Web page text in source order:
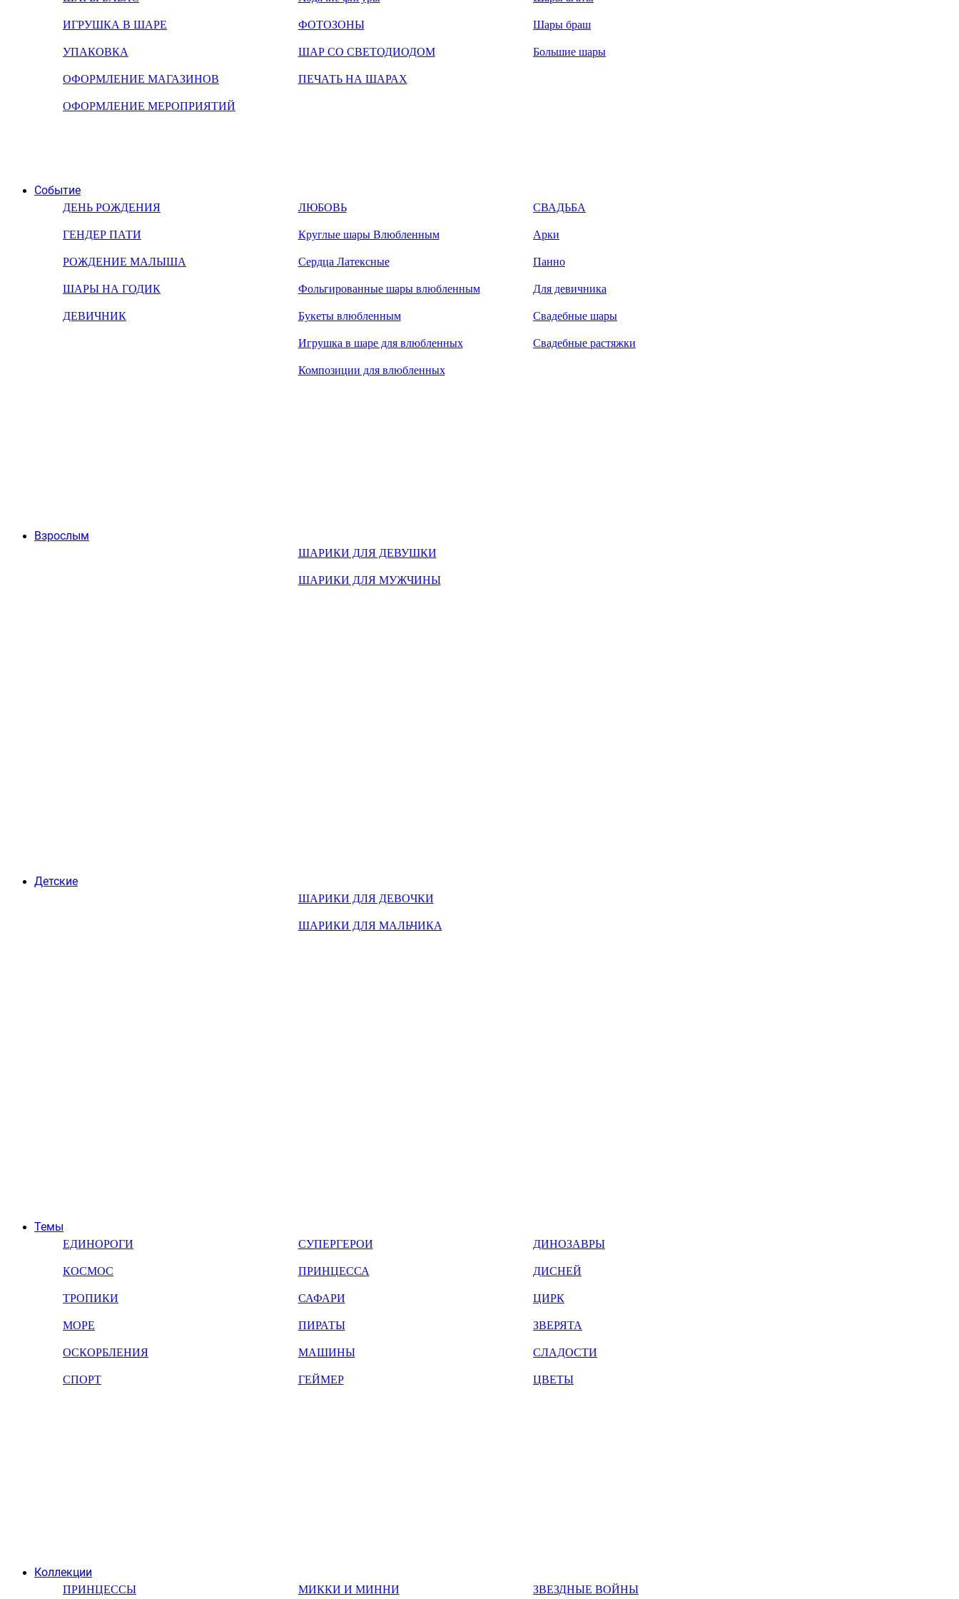
ИГРУШКА В ШАРЕ
УПАКОВКА
ОФОРМЛЕНИЕ МАГАЗИНОВ
ОФОРМЛЕНИЕ МЕРОПРИЯТИЙ
ФОТОЗОНЫ
ШАР СО СВЕТОДИОДОМ
ПЕЧАТЬ НА ШАРАХ
Шары браш
Большие шары
Событие
ДЕНЬ РОЖДЕНИЯ
ГЕНДЕР ПАТИ
РОЖДЕНИЕ МАЛЫША
ШАРЫ НА ГОДИК
ДЕВИЧНИК
ЛЮБОВЬ
Круглые шары Влюбленным
Сердца Латексные
Фольгированные шары влюбленным
Букеты влюбленным
Игрушка в шаре для влюбленных
Композиции для влюбленных
СВАДЬБА
Арки
Панно
Для девичника
Свадебные шары
Свадебные растяжки
Взрослым
ШАРИКИ ДЛЯ ДЕВУШКИ
ШАРИКИ ДЛЯ МУЖЧИНЫ
Детские
ШАРИКИ ДЛЯ ДЕВОЧКИ
ШАРИКИ ДЛЯ МАЛЬЧИКА
Темы
ЕДИНОРОГИ
КОСМОС
ТРОПИКИ
МОРЕ
ОСКОРБЛЕНИЯ
СПОРТ
СУПЕРГЕРОИ
ПРИНЦЕССА
САФАРИ
ПИРАТЫ
МАШИНЫ
ГЕЙМЕР
ДИНОЗАВРЫ
ДИСНЕЙ
ЦИРК
ЗВЕРЯТА
СЛАДОСТИ
ЦВЕТЫ
Коллекции
ПРИНЦЕССЫ МИККИ И МИННИ ЗВЕЗДНЫЕ ВОЙНЫ